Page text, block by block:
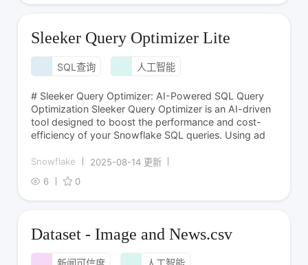
Sleeker Query Optimizer Lite
SQL查询 人工智能
# Sleeker Query Optimizer: AI-Powered SQL Query
Optimization Sleeker Query Optimizer is an AI-driven
tool designed to boost the performance and cost-
efficiency of your Snowflake SQL queries. Using ad
Snowflake
2025-08-14 更新
6
0
Dataset - Image and News.csv